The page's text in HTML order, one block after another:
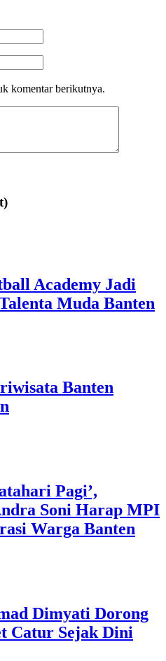
komentar berikutnya.
Academy Jadi
Muda Banten
Banten
Pagi’,
Soni Harap MPI
Warga Banten
Dimyati Dorong
Catur Sejak Dini